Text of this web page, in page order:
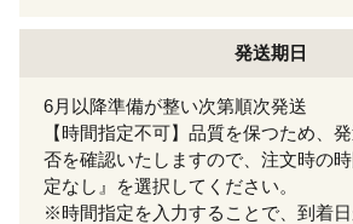
発送期日
6月以降準備が整い次第順次発送
【時間指定不可】品質を保つため、
否を確認いたしますので、注文時の
定なし』を選択してください。
※時間指定を入力することで、到着